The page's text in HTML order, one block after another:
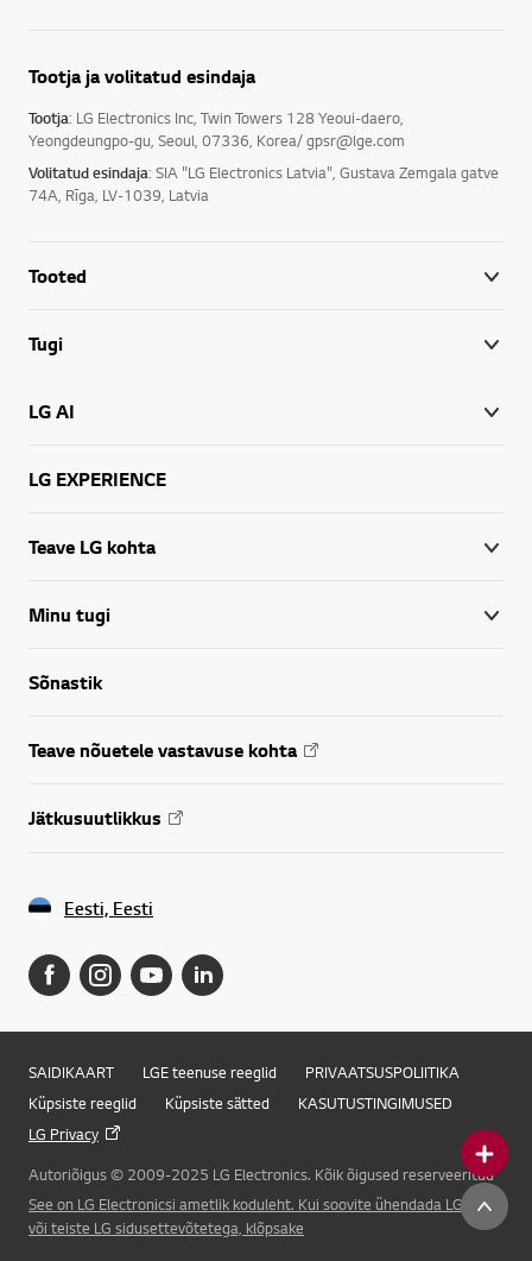
Online Chat
Tootja ja volitatud esindaja
Tootja: LG Electronics Inc, Twin Towers 128 Yeoui-daero,
Yeongdeungpo-gu, Seoul, 07336, Korea/ gpsr@lge.com
Volitatud esindaja: SIA "LG Electronics Latvia", Gustava Zemgala gatve
74A, Rīga, LV-1039, Latvia
Tooted
Tugi
LG AI
LG EXPERIENCE
Teave LG kohta
Minu tugi
Sõnastik
Teave nõuetele vastavuse kohta
Jätkusuutlikkus
Eesti, Eesti
SAIDIKAART LGE teenuse reeglid
PRIVAATSUSPOLIITIKA
Küpsiste reeglid
Küpsiste sätted
KASUTUSTINGIMUSED
LG Privacy
Autoriõigus © 2009-2025 LG Electronics. Kõik õigused reserveeritud
See on LG Electronicsi ametlik koduleht. Kui soovite ühendada LG Corp.
või teiste LG sidusettevõtetega, klõpsake